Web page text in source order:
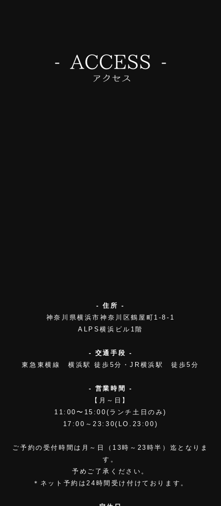
- 住所 -
神奈川県横浜市神奈川区鶴屋町1-8-1
ALPS横浜ビル1階
- 交通手段 -
東急東横線 横浜駅 徒歩5分・JR横浜駅 徒歩5分
- 営業時間 -
【月～日】
11:00〜15:00(ランチ土日のみ)
17:00～23:30(LO.23:00)
ご予約の受付時間は月～日（13時～23時半）迄となりま
す。
予めご了承ください。
＊ネット予約は24時間受け付けております。